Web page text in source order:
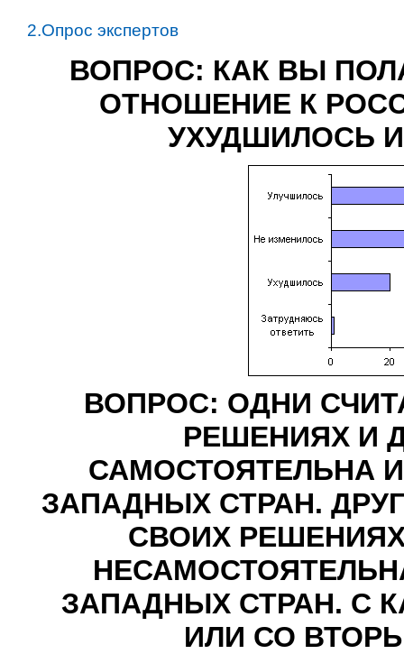
2.Опрос экспертов
ВОПРОС: КАК ВЫ
ОТНОШЕНИЕ К
УХУДШИЛОСЬ
ВОПРОС: ОДНИ
РЕШЕНИЯХ И
САМОСТОЯТЕЛЬНА
ЗАПАДНЫХ СТРАН.
СВОИХ
ЗАПАДНЫХ СТРАН. С
ИЛИ СО